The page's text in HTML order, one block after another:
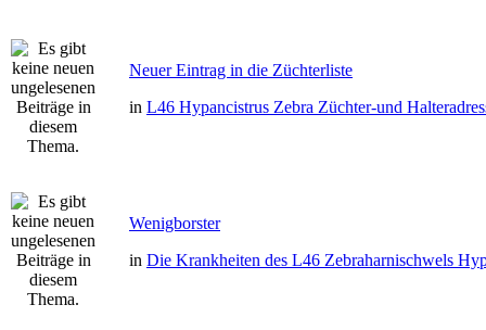
Neuer Eintrag in die Züchterliste
in L46 Hypancistrus Zebra Züchter-und
Wenigborster
in Die Krankheiten des L46 Zebraharnischwels